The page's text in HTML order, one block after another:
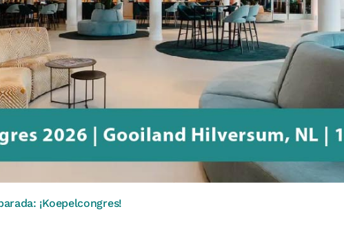
¡Koepelcongres!